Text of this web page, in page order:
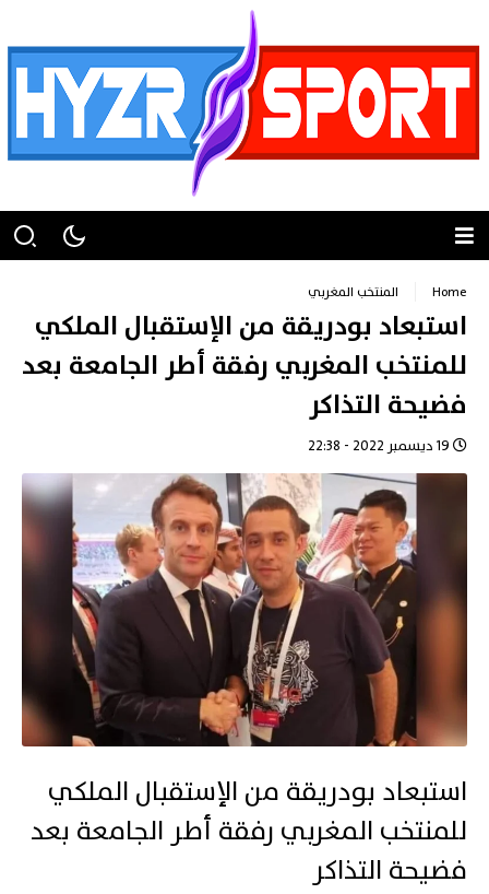
Home المنتخب المغربي
استبعاد بودريقة من الإستقبال الملكي
للمنتخب المغربي رفقة أطر الجامعة بعد
فضيحة التذاكر
استبعاد بودريقة من الإستقبال الملكي
للمنتخب المغربي رفقة أطر الجامعة بعد
فضيحة التذاكر